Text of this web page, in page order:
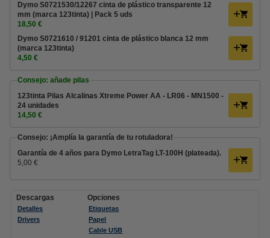
Dymo S0721530/12267 cinta de plástico transparente 12
mm (marca 123tinta) | Pack 5 uds
18,50 €
Dymo S0721610 / 91201 cinta de plástico blanca 12 mm
(marca 123tinta)
4,50 €
Consejo: añade pilas
123tinta Pilas Alcalinas Xtreme Power AA - LR06 - MN1500 -
24 unidades
14,50 €
Consejo: ¡Amplía la garantía de tu rotuladora!
Garantía de 4 años para Dymo LetraTag LT-100H (plateada).
5,00 €
Descargas
Detalles
Drivers
Opciones
Etiquetas
Papel
Cable USB